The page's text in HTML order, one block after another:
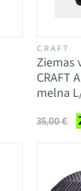
CRAFT
Ziemas
CRAFT
melna
35,00 €